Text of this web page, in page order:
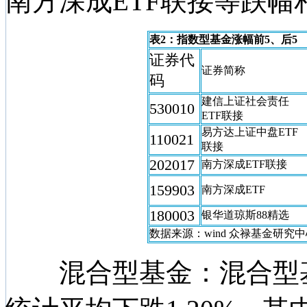
表2：指数型基金涨幅前5、后5
证券代
码
证券简称
530010 建信上证社会责任
ETF联接
110021
易方达上证中盘ETF
联接
202017 南方深成ETF联接
159903 南方深成ETF
180003
银华道琼斯88精选
数据来源：wind 众禄基金研究
混合型基金：混合型